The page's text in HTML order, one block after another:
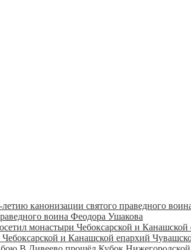
воина Феодора Ушакова
и Канашской епархий